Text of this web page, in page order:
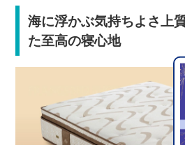
海に浮かぶ気持ちよさ上
た至高の寝心地